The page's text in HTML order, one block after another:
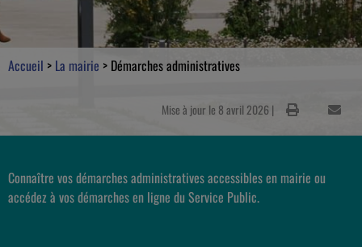
Accueil > La mairie > Démarches administratives
Mise à jour le 8 avril 2026 |
Connaître vos démarches administratives accessibles en mairie ou
accédez à vos démarches en ligne du Service Public.